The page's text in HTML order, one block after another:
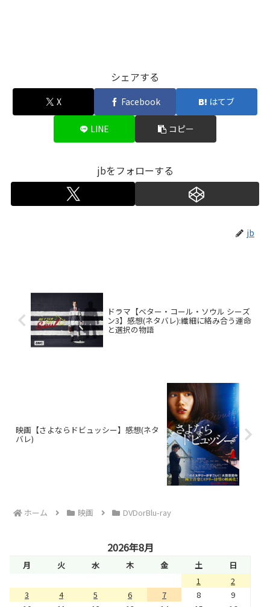
シェアする
X Facebook はてブ
LINE コピー
jbをフォローする
jb
ドラマ【ベター・コール・ソウル シーズ
ン3】感想(ネタバレ):繊細に絡み合う運命
と選択の物語
映画【さよならドビュッシー】感想(ネタ
バレ)
ホーム 映画 DVDorBlu-ray
2026年8月
月 火 水 木 金 土
日
1
2
3
4 5 6 7 8
9